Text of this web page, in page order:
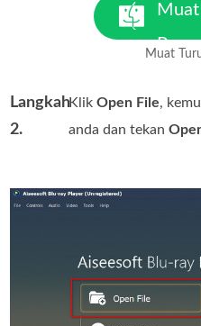
Muat
Langkah
2.
KlikOpen File,
anda dan tekan